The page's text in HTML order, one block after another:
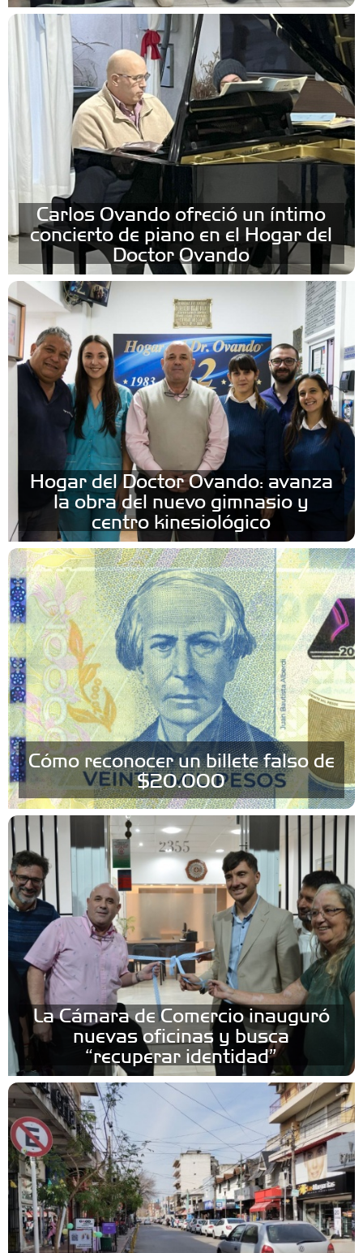
Carlos Ovando ofreció un íntimo
concierto de piano en el Hogar del
Doctor Ovando
Hogar del Doctor Ovando: avanza
la obra del nuevo gimnasio y
centro kinesiológico
Cómo reconocer un billete falso de
$20.000
La Cámara de Comercio inauguró
nuevas oficinas y busca
“recuperar identidad”